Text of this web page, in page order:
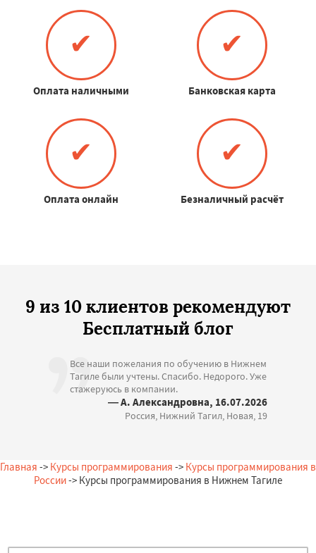
✔
Оплата наличными
✔
Банковская карта
✔
Оплата онлайн
✔
Безналичный расчёт
9 из 10 клиентов рекомендуют
Бесплатный блог
Все наши пожелания по обучению в Нижнем
Тагиле были учтены. Спасибо. Недорого. Уже
стажеруюсь в компании.
— А. Александровна, 16.07.2026
Россия, Нижний Тагил, Новая, 19
Главная -> Курсы программирования -> Курсы программирования в
России-> Курсы программирования в Нижнем Тагиле